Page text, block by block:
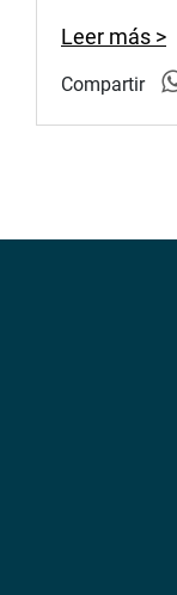
Leer más >
Compartir